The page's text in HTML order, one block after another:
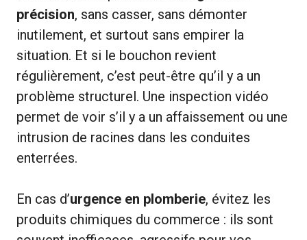
précision, sans casser, sans démonter
inutilement, et surtout sans empirer la
situation. Et si le bouchon revient
régulièrement, c’est peut-être qu’il y a un
problème structurel. Une inspection vidéo
permet de voir s’il y a un affaissement ou une
intrusion de racines dans les conduites
enterrées.
En cas d’urgence en plomberie, évitez les
produits chimiques du commerce : ils sont